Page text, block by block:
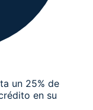
un 25% de
en su